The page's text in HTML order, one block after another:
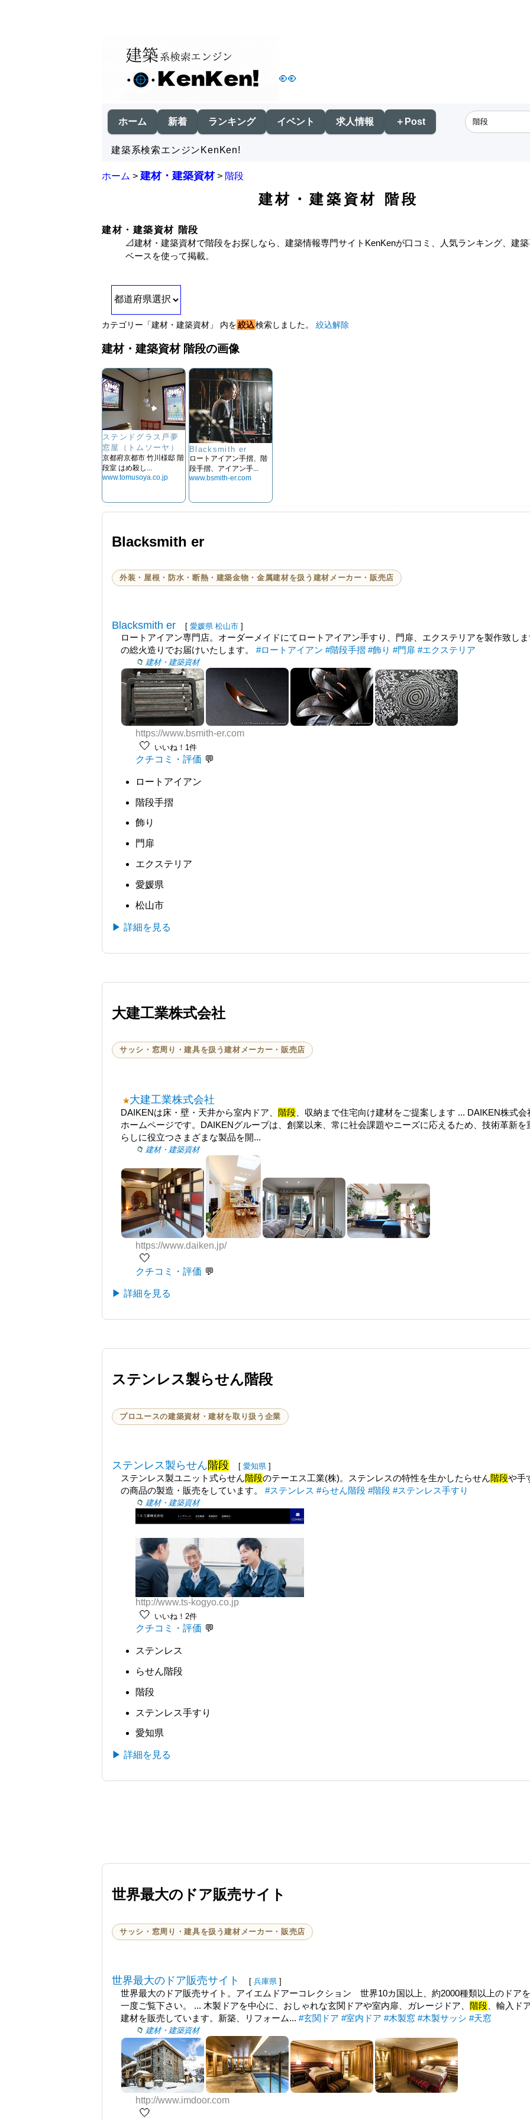
👀
ホーム 新着 ランキング イベント 求人情報 ＋Post
建築系検索エンジンKenKen!
ホーム > 建材・建築資材> 階段
建材・建築資材 階段
建材・建築資材 階段
📐建材・建築資材で階段をお探しなら、建築情報専門サイトKenKenが口コミ、人気ランキング、建
ベースを使って掲載。
カテゴリー「建材・建築資材」 内を絞込検索しました。 絞込解除
建材・建築資材 階段の画像
ステンドグラス戸夢
窓屋（トムソーヤ）
京都府京都市 竹川様邸 階
段室 はめ殺し...
www.tomusoya.co.jp
Blacksmith er
ロートアイアン手摺、階
段手摺、アイアン手...
www.bsmith-er.com
Blacksmith er
外装・屋根・防水・断熱・建築金物・金属建材を扱う建材メーカー・販売店
Blacksmith er [ 愛媛県 松山市 ]
ロートアイアン専門店。オーダーメイドにてロートアイアン手すり、門扉、エクステリアを製作致し
の総火造りでお届けいたします。#ロートアイアン #階段手摺 #飾り #門扉 #エクステリア
建材・建築資材
https://www.bsmith-er.com
🤍 いいね！1件
クチコミ・評価
ロートアイアン
階段手摺
飾り
門扉
エクステリア
愛媛県
松山市
▶ 詳細を見る
大建工業株式会社
サッシ・窓周り・建具を扱う建材メーカー・販売店
大建工業株式会社
DAIKENは床・壁・天井から室内ドア、 階段、収納まで住宅向け建材をご提案します ... DAIKEN株式会
ホームページです。DAIKENグループは、創業以来、常に社会課題やニーズに応えるため、技術革新を
らしに役立つさまざまな製品を開...
建材・建築資材
https://www.daiken.jp/
🤍
クチコミ・評価
▶ 詳細を見る
ステンレス製らせん階段
プロユースの建築資材・建材を取り扱う企業
ステンレス製らせん階段 [ 愛知県 ]
ステンレス製ユニット式らせん階段のテーエス工業(株)。ステンレスの特性を生かしたらせん階段や手
の商品の製造・販売をしています。#ステンレス #らせん階段 #階段 #ステンレス手すり
建材・建築資材
http://www.ts-kogyo.co.jp
🤍 いいね！2件
クチコミ・評価
ステンレス
らせん階段
階段
ステンレス手すり
愛知県
▶ 詳細を見る
世界最大のドア販売サイト
サッシ・窓周り・建具を扱う建材メーカー・販売店
世界最大のドア販売サイト [ 兵庫県 ]
世界最大のドア販売サイト。アイエムドアーコレクション 世界10カ国以上、約2000種類以上のドア
一度ご覧下さい。 ... 木製ドアを中心に、おしゃれな玄関ドアや室内扉、ガレージドア、 階段 、輸入ド
建材を販売しています。新築、リフォーム...#玄関ドア #室内ドア #木製窓 #木製サッシ #天窓
建材・建築資材
http://www.imdoor.com
🤍